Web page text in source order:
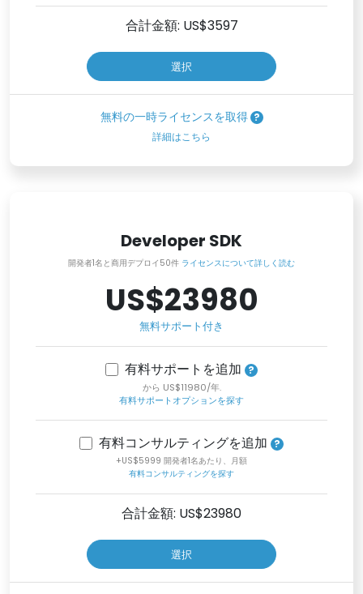
合計金額: US$3597
選択
無料の一時ライセンスを取得
詳細はこちら
Developer SDK
開発者1名と商用デプロイ50件 ライセンスについて詳しく読む
US$23980
無料サポート付き
有料サポートを追加
から US$11980/年.
有料サポートオプションを探す
有料コンサルティングを追加
+US$5999 開発者1名あたり、月額
有料コンサルティングを探す
合計金額: US$23980
選択